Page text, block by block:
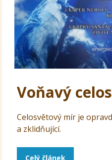
Voňavý
Celosvětový mír je
a zklidňující.
Celý článek